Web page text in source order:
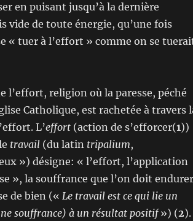
en puisant jusqu’à la dernière
vide de toute énergie, qu’une fois
« tuer à l’effort » comme on se
l’effort, religion où la paresse, péché
Catholique, est rachetée à travers
L’effort (action de s’efforcer(1))
travail (du latin tripalium,
») désigne: « l’effort, l’application
», la souffrance que l’on doit endurer
de bien (« Le travail est ce qui lie un
souffrance) à un résultat positif») (2).